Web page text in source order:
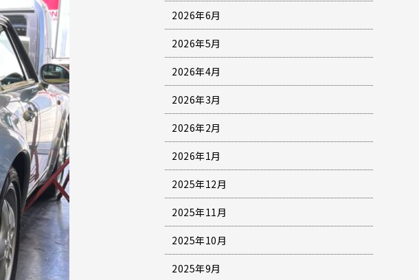
2026年6月
2026年5月
2026年4月
2026年3月
2026年2月
2026年1月
2025年12月
2025年11月
2025年10月
2025年9月